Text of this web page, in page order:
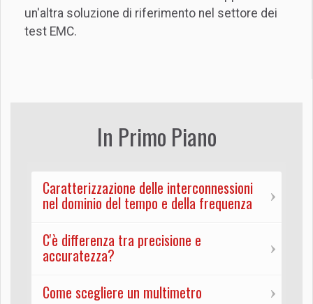
un'altra soluzione di riferimento nel settore dei
test EMC.
In Primo Piano
Caratterizzazione delle interconnessioni
nel dominio del tempo e della frequenza
C'è differenza tra precisione e
accuratezza?
Come scegliere un multimetro